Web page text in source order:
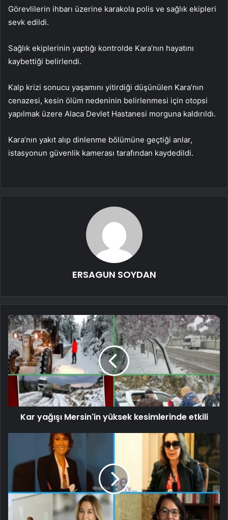
Görevlilerin ihbarı üzerine karakola polis ve sağlık ekipleri
sevk edildi.
Sağlık ekiplerinin yaptığı kontrolde Kara’nın hayatını
kaybettiği belirlendi.
Kalp krizi sonucu yaşamını yitirdiği düşünülen Kara’nın
cenazesi, kesin ölüm nedeninin belirlenmesi için otopsi
yapılmak üzere Alaca Devlet Hastanesi morguna kaldırıldı.
Kara’nın yakıt alıp dinlenme bölümüne geçtiği anlar,
istasyonun güvenlik kamerası tarafından kaydedildi.
ERSAGUN SOYDAN
Kar yağışı Mersin'in yüksek kesimlerinde etkili